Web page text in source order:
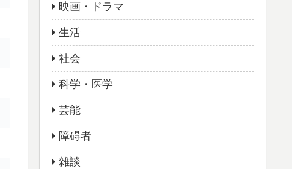
映画・ドラマ
生活
社会
科学・医学
芸能
障碍者
雑談